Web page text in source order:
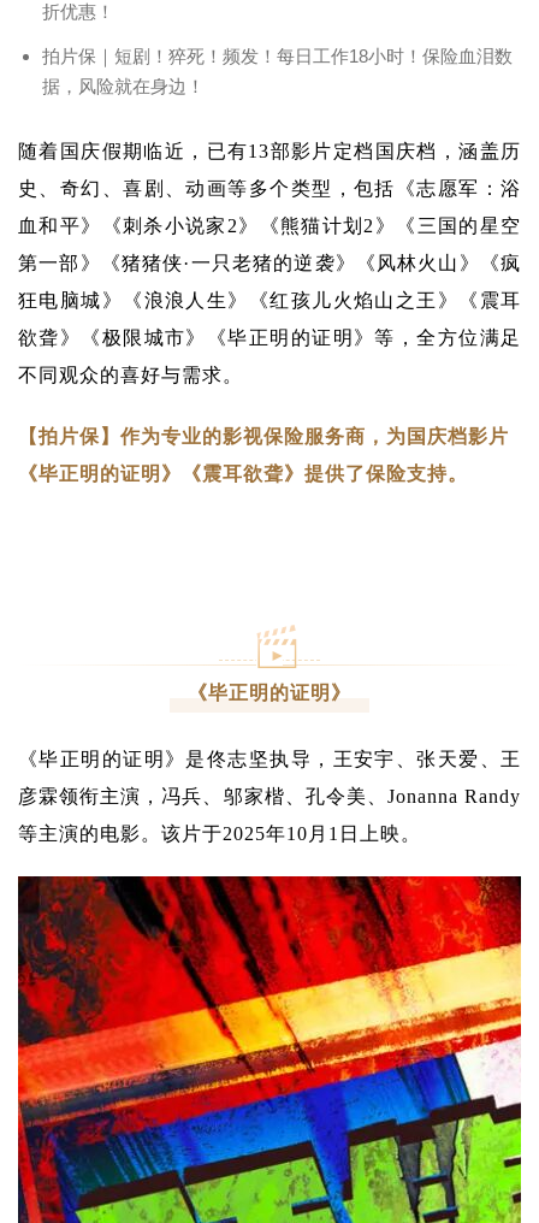
折优惠！
拍片保｜短剧！猝死！频发！每日工作18小时！保险血泪数
据，风险就在身边！
随着国庆假期临近，已有13部影片定档国庆档，涵盖历
史、奇幻、喜剧、动画等多个类型，包括《志愿军：浴
血和平》《刺杀小说家2》《熊猫计划2》《三国的星空
第一部》《猪猪侠·一只老猪的逆袭》《风林火山》《疯
狂电脑城》《浪浪人生》《红孩儿火焰山之王》《震耳
欲聋》《极限城市》《毕正明的证明》等，全方位满足
不同观众的喜好与需求。
【拍片保】作为专业的影视保险服务商，为国庆档影片
《毕正明的证明》
《震耳欲聋》 提供了保险支持。
《毕正明的证明》
《毕正明的证明》是佟志坚执导，王安宇、张天爱、王
彦霖领衔主演，冯兵、邬家楷、孔令美、Jonanna Randy
等主演的电影。该片于2025年10月1日上映。